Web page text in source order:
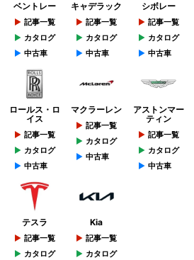
ベントレー
記事一覧
カタログ
中古車
キャデラック
記事一覧
カタログ
中古車
シボレー
記事一覧
カタログ
中古車
ロールス・ロ
イス
記事一覧
カタログ
中古車
マクラーレン
記事一覧
カタログ
中古車
アストンマー
ティン
記事一覧
カタログ
中古車
テスラ
記事一覧
カタログ
Kia
記事一覧
カタログ